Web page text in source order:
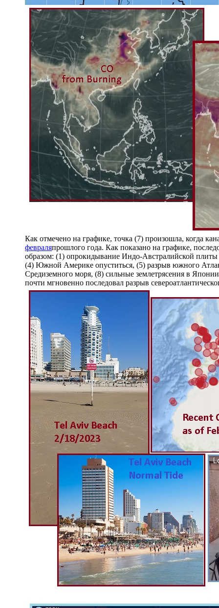
Как отмечено на графике, точка (7) произошла, когда
февраляпрошлого года. Как показано на графике,
образом: (1) опрокидывание Индо-Австралийской
(4) Южной Америке опуститься, (5) разрыв южного
Средиземного моря, (8) сильные землетрясения в
почти мгновенно последовал разрыв